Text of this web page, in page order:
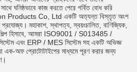
ঘনিষ্ঠভাবে কাজ করতে পেরে গর্বিত বোধ করি
Products Co, Ltd একটি অত্যন্ত বিস্তৃত অংশ
প্রযোজ্য। মহাকাশ, স্থাপত্য, স্বয়ংচালিত, বাণিজ্যিক,
শিল্প হিসাবে, আমরা ISO9001 / S013485 /
এবং ERP / MES সিস্টেম সহ একটি অভিজ্ঞ
যা এক-অফ প্রোটোটাইপের মাধ্যমে পূরণ করার জন্য